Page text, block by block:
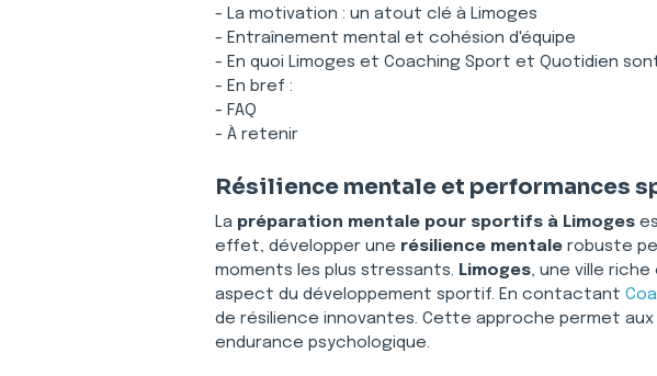
- La motivation : un atout clé à Limoges
- Entraînement mental et cohésion d'équipe
- En quoi Limoges et Coaching Sport et Quotidien
- En bref :
- FAQ
- À retenir
Résilience mentale et performances
La préparation mentale pour sportifs à Limoges
effet, développer une résilience mentale robuste
moments les plus stressants. Limoges, une ville
aspect du développement sportif. En contactant
de résilience innovantes. Cette approche permet
endurance psychologique.